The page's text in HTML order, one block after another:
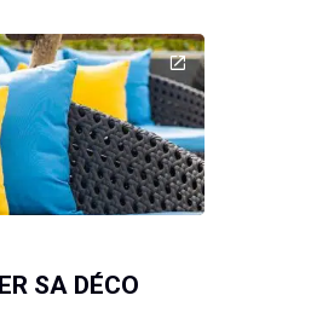
SA DÉCO